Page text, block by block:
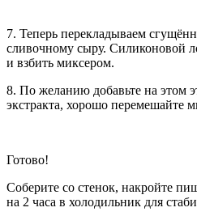
7. Теперь перекладываем
сливочному сыру. Силиконовой
и взбить миксером.
8. По желанию добавьте на этом
экстракта, хорошо перемешайте
Готово!
Соберите со стенок, накройте
на 2 часа в холодильник для